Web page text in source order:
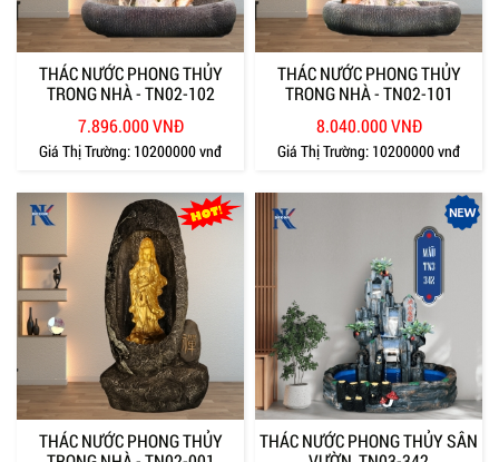
THÁC NƯỚC PHONG THỦY
TRONG NHÀ - TN02-102
7.896.000 VNĐ
Giá Thị Trường: 10200000 vnđ
THÁC NƯỚC PHONG THỦY
TRONG NHÀ - TN02-101
8.040.000 VNĐ
Giá Thị Trường: 10200000 vnđ
THÁC NƯỚC PHONG THỦY
THÁC NƯỚC PHONG THỦY SÂN